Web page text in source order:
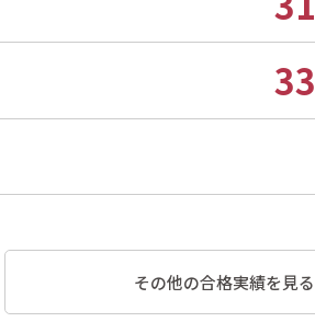
33
その他の合格実績を見る